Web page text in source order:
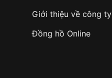
Giới thiệu về công ty
Đồng hồ Online